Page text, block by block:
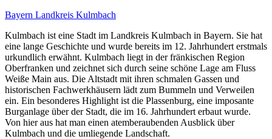
Bayern Landkreis Kulmbach
Kulmbach ist eine Stadt im Landkreis Kulmbach in Bayern. Sie hat
eine lange Geschichte und wurde bereits im 12. Jahrhundert erstmals
urkundlich erwähnt. Kulmbach liegt in der fränkischen Region
Oberfranken und zeichnet sich durch seine schöne Lage am Fluss
Weiße Main aus. Die Altstadt mit ihren schmalen Gassen und
historischen Fachwerkhäusern lädt zum Bummeln und Verweilen
ein. Ein besonderes Highlight ist die Plassenburg, eine imposante
Burganlage über der Stadt, die im 16. Jahrhundert erbaut wurde.
Von hier aus hat man einen atemberaubenden Ausblick über
Kulmbach und die umliegende Landschaft.